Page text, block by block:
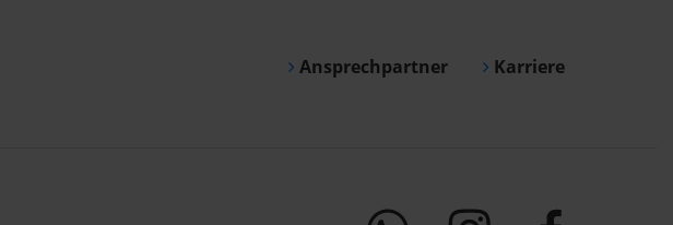
Ansprechpartner Karriere